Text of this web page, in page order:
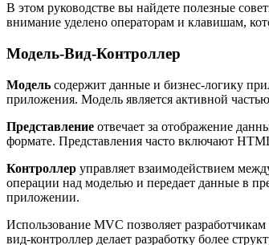
В этом руководстве вы найдете полезные
внимание уделено операторам и клавишам,
Модель-Вид-Контроллер
Модель содержит данные и бизнес-логику
приложения. Модель является активной
Представление отвечает за отображение
формате. Представления часто включают
Контроллер управляет взаимодействием
операции над моделью и передает данные в
приложении.
Использование MVC позволяет
вид-контроллер делает разработку более